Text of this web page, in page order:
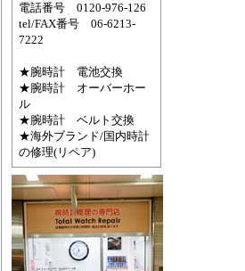
電話番号 0120-976-126
tel/FAX番号 06-6213-
7222
★腕時計 電池交換
★腕時計 オーバーホー
ル
★腕時計 ベルト交換
★海外ブランド/国内時計
の修理(リペア)